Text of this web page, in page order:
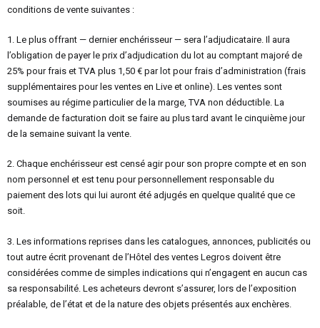
conditions de vente suivantes :
1. Le plus offrant — dernier enchérisseur — sera l’adjudicataire. Il aura
l’obligation de payer le prix d’adjudication du lot au comptant majoré de
25% pour frais et TVA plus 1,50 € par lot pour frais d’administration (frais
supplémentaires pour les ventes en Live et online). Les ventes sont
soumises au régime particulier de la marge, TVA non déductible. La
demande de facturation doit se faire au plus tard avant le cinquième jour
de la semaine suivant la vente.
2. Chaque enchérisseur est censé agir pour son propre compte et en son
nom personnel et est tenu pour personnellement responsable du
paiement des lots qui lui auront été adjugés en quelque qualité que ce
soit.
3. Les informations reprises dans les catalogues, annonces, publicités ou
tout autre écrit provenant de l’Hôtel des ventes Legros doivent être
considérées comme de simples indications qui n’engagent en aucun cas
sa responsabilité. Les acheteurs devront s’assurer, lors de l’exposition
préalable, de l’état et de la nature des objets présentés aux enchères.